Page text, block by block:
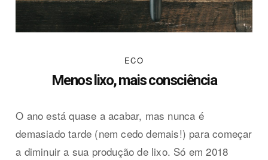
ECO
Menos lixo, mais consciência
O ano está quase a acabar, mas nunca é
demasiado tarde (nem cedo demais!) para começar
a diminuir a sua produção de lixo. Só em 2018